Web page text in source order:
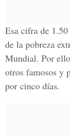
Esa cifra de
de la pobreza
Mundial. Por
otros famosos y
por cinco días.